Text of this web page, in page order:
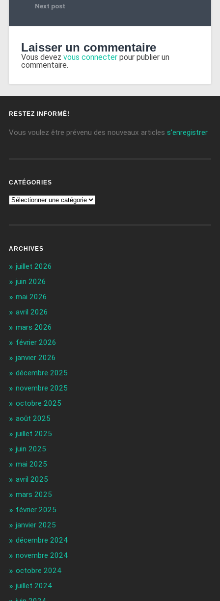
Next post
Laisser un commentaire
Vous devez vous connecterpour publier un
commentaire.
RESTEZ INFORMÉ!
Vous voulez être prévenu des nouveaux articles s'enregistrer
CATÉGORIES
ARCHIVES
juillet 2026
juin 2026
mai 2026
avril 2026
mars 2026
février 2026
janvier 2026
décembre 2025
novembre 2025
octobre 2025
août 2025
juillet 2025
juin 2025
mai 2025
avril 2025
mars 2025
février 2025
janvier 2025
décembre 2024
novembre 2024
octobre 2024
juillet 2024